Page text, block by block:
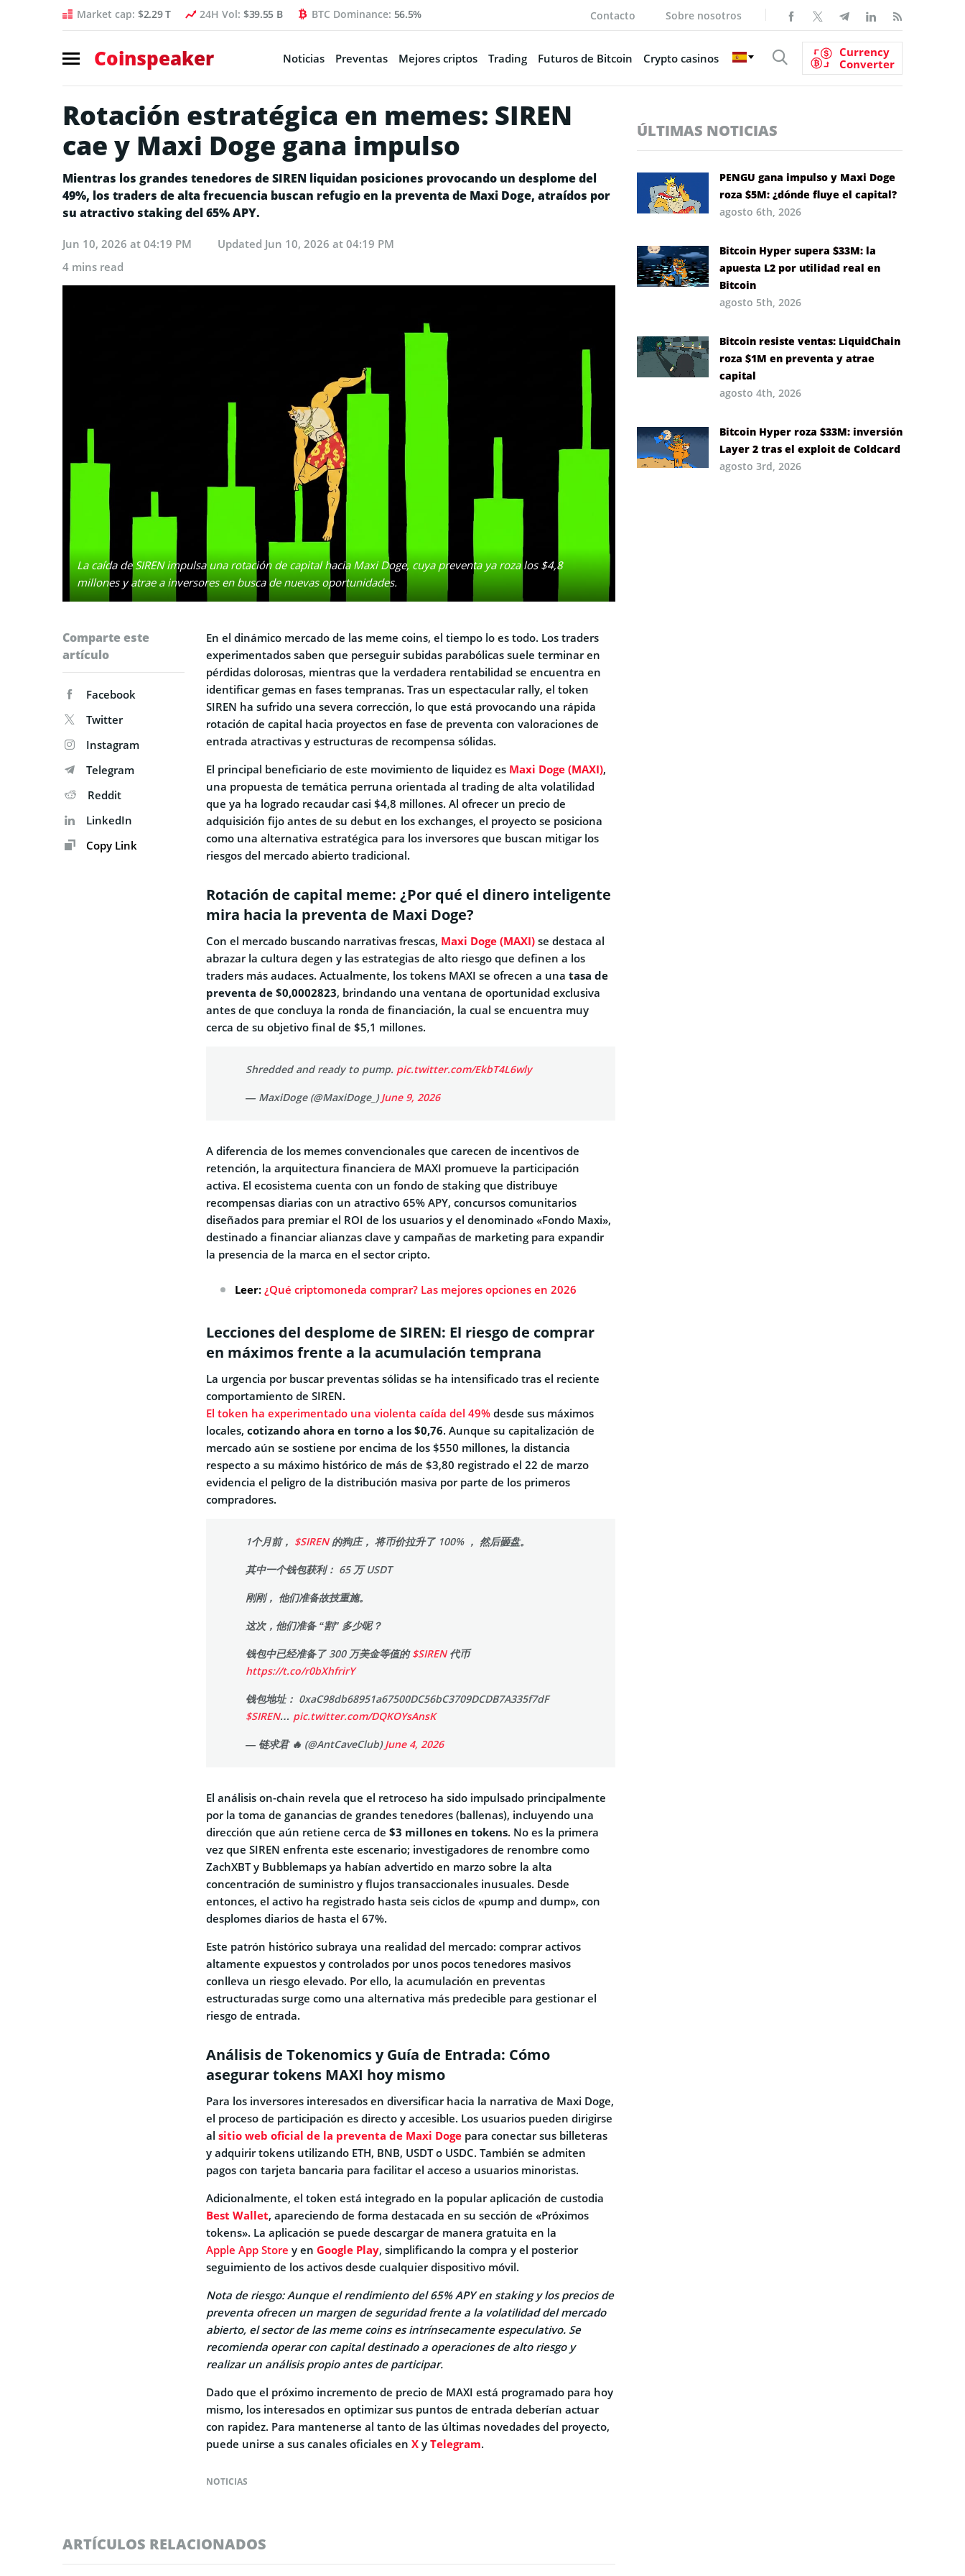
Market cap: $2.29 T 24H Vol: $39.55 B BTC Dominance: 56.5% Contacto Sobre nosotros
Coinspeaker Noticias Preventas Mejores criptos Trading Futuros de Bitcoin Crypto casinos
Currency
Converter
Rotación estratégica en memes: SIREN
cae y Maxi Doge gana impulso
Mientras los grandes tenedores de SIREN liquidan posiciones provocando un desplome del
49%, los traders de alta frecuencia buscan refugio en la preventa de Maxi Doge, atraídos por
su atractivo staking del 65% APY.
Jun 10, 2026 at 04:19 PM Updated Jun 10, 2026 at 04:19 PM
4 mins read
La caída de SIREN impulsa una rotación de capital hacia Maxi Doge, cuya preventa ya roza los $4,8
millones y atrae a inversores en busca de nuevas oportunidades.
Comparte este
artículo
Facebook
Twitter
Instagram
Telegram
Reddit
LinkedIn
Copy Link
En el dinámico mercado de las meme coins, el tiempo lo es todo. Los traders
experimentados saben que perseguir subidas parabólicas suele terminar en
pérdidas dolorosas, mientras que la verdadera rentabilidad se encuentra en
identificar gemas en fases tempranas. Tras un espectacular rally, el token
SIREN ha sufrido una severa corrección, lo que está provocando una rápida
rotación de capital hacia proyectos en fase de preventa con valoraciones de
entrada atractivas y estructuras de recompensa sólidas.
El principal beneficiario de este movimiento de liquidez es Maxi Doge (MAXI),
una propuesta de temática perruna orientada al trading de alta volatilidad
que ya ha logrado recaudar casi $4,8 millones. Al ofrecer un precio de
adquisición fijo antes de su debut en los exchanges, el proyecto se posiciona
como una alternativa estratégica para los inversores que buscan mitigar los
riesgos del mercado abierto tradicional.
Rotación de capital meme: ¿Por qué el dinero inteligente
mira hacia la preventa de Maxi Doge?
Con el mercado buscando narrativas frescas, Maxi Doge (MAXI) se destaca al
abrazar la cultura degen y las estrategias de alto riesgo que definen a los
traders más audaces. Actualmente, los tokens MAXI se ofrecen a una tasa de
preventa de $0,0002823, brindando una ventana de oportunidad exclusiva
antes de que concluya la ronda de financiación, la cual se encuentra muy
cerca de su objetivo final de $5,1 millones.
Shredded and ready to pump. pic.twitter.com/EkbT4L6wly
— MaxiDoge (@MaxiDoge_)June 9, 2026
A diferencia de los memes convencionales que carecen de incentivos de
retención, la arquitectura financiera de MAXI promueve la participación
activa. El ecosistema cuenta con un fondo de staking que distribuye
recompensas diarias con un atractivo 65% APY, concursos comunitarios
diseñados para premiar el ROI de los usuarios y el denominado «Fondo Maxi»,
destinado a financiar alianzas clave y campañas de marketing para expandir
la presencia de la marca en el sector cripto.
Leer: ¿Qué criptomoneda comprar? Las mejores opciones en 2026
Lecciones del desplome de SIREN: El riesgo de comprar
en máximos frente a la acumulación temprana
La urgencia por buscar preventas sólidas se ha intensificado tras el reciente
comportamiento de SIREN.
El token ha experimentado una violenta caída del 49% desde sus máximos
locales, cotizando ahora en torno a los $0,76. Aunque su capitalización de
mercado aún se sostiene por encima de los $550 millones, la distancia
respecto a su máximo histórico de más de $3,80 registrado el 22 de marzo
evidencia el peligro de la distribución masiva por parte de los primeros
compradores.
1个月前， $SIREN的狗庄， 将币价拉升了 100% ， 然后砸盘。
其中一个钱包获利： 65 万 USDT
刚刚， 他们准备故技重施。
这次，他们准备 “割” 多少呢？
钱包中已经准备了 300 万美金等值的$SIREN代币
https://t.co/r0bXhfrirY
钱包地址： 0xaC98db68951a67500DC56bC3709DCDB7A335f7dF
$SIREN… pic.twitter.com/DQKOYsAnsK
— 链求君 🔥 (@AntCaveClub)June 4, 2026
El análisis on-chain revela que el retroceso ha sido impulsado principalmente
por la toma de ganancias de grandes tenedores (ballenas), incluyendo una
dirección que aún retiene cerca de $3 millones en tokens. No es la primera
vez que SIREN enfrenta este escenario; investigadores de renombre como
ZachXBT y Bubblemaps ya habían advertido en marzo sobre la alta
concentración de suministro y flujos transaccionales inusuales. Desde
entonces, el activo ha registrado hasta seis ciclos de «pump and dump», con
desplomes diarios de hasta el 67%.
Este patrón histórico subraya una realidad del mercado: comprar activos
altamente expuestos y controlados por unos pocos tenedores masivos
conlleva un riesgo elevado. Por ello, la acumulación en preventas
estructuradas surge como una alternativa más predecible para gestionar el
riesgo de entrada.
Análisis de Tokenomics y Guía de Entrada: Cómo
asegurar tokens MAXI hoy mismo
Para los inversores interesados en diversificar hacia la narrativa de Maxi Doge,
el proceso de participación es directo y accesible. Los usuarios pueden dirigirse
al sitio web oficial de la preventa de Maxi Doge para conectar sus billeteras
y adquirir tokens utilizando ETH, BNB, USDT o USDC. También se admiten
pagos con tarjeta bancaria para facilitar el acceso a usuarios minoristas.
Adicionalmente, el token está integrado en la popular aplicación de custodia
Best Wallet, apareciendo de forma destacada en su sección de «Próximos
tokens». La aplicación se puede descargar de manera gratuita en la
Apple App Store y en Google Play, simplificando la compra y el posterior
seguimiento de los activos desde cualquier dispositivo móvil.
Nota de riesgo: Aunque el rendimiento del 65% APY en staking y los precios de
preventa ofrecen un margen de seguridad frente a la volatilidad del mercado
abierto, el sector de las meme coins es intrínsecamente especulativo. Se
recomienda operar con capital destinado a operaciones de alto riesgo y
realizar un análisis propio antes de participar.
Dado que el próximo incremento de precio de MAXI está programado para hoy
mismo, los interesados en optimizar sus puntos de entrada deberían actuar
con rapidez. Para mantenerse al tanto de las últimas novedades del proyecto,
puede unirse a sus canales oficiales en X y Telegram.
NOTICIAS
ARTÍCULOS RELACIONADOS
ÚLTIMAS NOTICIAS
PENGU gana impulso y Maxi Doge
roza $5M: ¿dónde fluye el capital?
agosto 6th, 2026
Bitcoin Hyper supera $33M: la
apuesta L2 por utilidad real en
Bitcoin
agosto 5th, 2026
Bitcoin resiste ventas: LiquidChain
roza $1M en preventa y atrae
capital
agosto 4th, 2026
Bitcoin Hyper roza $33M: inversión
Layer 2 tras el exploit de Coldcard
agosto 3rd, 2026